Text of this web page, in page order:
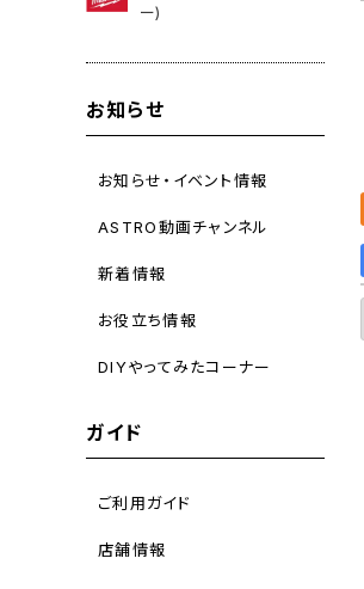
ー)
お知らせ
お知らせ・イベント情報
ASTRO動画チャンネル
新着情報
お役立ち情報
DIYやってみたコーナー
ガイド
ご利用ガイド
店舗情報